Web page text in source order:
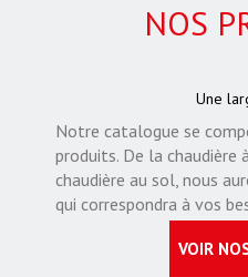
NOS
Une
Notre catalogue se
produits. De la chaudière
chaudière au sol, nous
qui correspondra à vos
VOIR